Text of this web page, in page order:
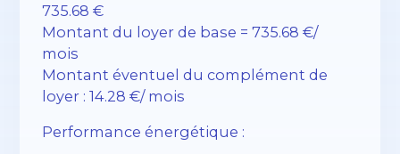
735.68 €
Montant du loyer de base = 735.68 €/
mois
Montant éventuel du complément de
loyer : 14.28 €/ mois
Performance énergétique :